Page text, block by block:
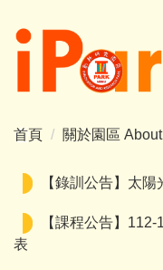
到
區
首頁 關於園區
【錄訓公告】太
【課程公告】
表